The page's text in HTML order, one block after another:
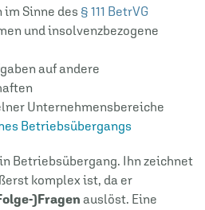
Sinne des § 111 BetrVG
und insolvenzbezogene
auf andere
Unternehmensbereiche
Betriebsübergangs
Betriebsübergang. Ihn zeichnet
komplex ist, da er
)Fragen auslöst. Eine